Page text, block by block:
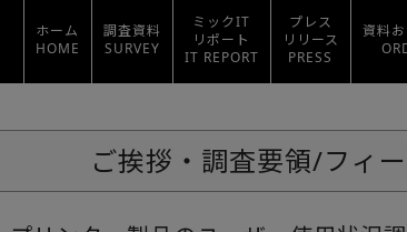
ホーム
HOME
調査資料
SURVEY
ミックIT
リポート
IT REPORT
プレス
リリース
PRESS
資料
ご挨拶・調査要領/フィ